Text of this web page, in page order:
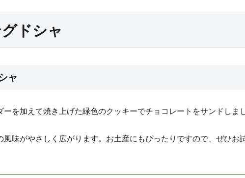
ドシャ
ャ
を加えて焼き上げた緑色のクッキーでチョコレートをサンドしま
味がやさしく広がります。お土産にもぴったりですので、ぜひお